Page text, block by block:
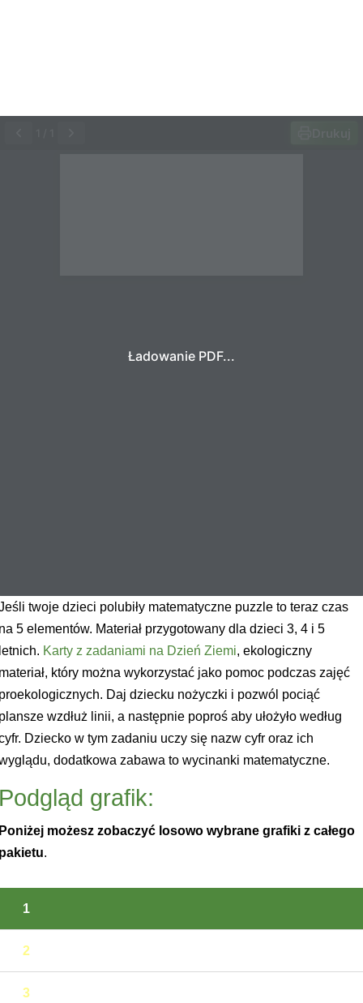
Ładowanie PDF...
twoje dzieci polubiły matematyczne puzzle to teraz czas
5 elementów. Materiał przygotowany dla dzieci 3, 4 i 5
Karty z zadaniami na Dzień Ziemi, ekologiczny
który można wykorzystać jako pomoc podczas zajęć
Daj dziecku nożyczki i pozwól pociąć
wzdłuż linii, a następnie poproś aby ułożyło według
Dziecko w tym zadaniu uczy się nazw cyfr oraz ich
dodatkowa zabawa to wycinanki matematyczne.
grafik:
możesz zobaczyć losowo wybrane grafiki z całego
.
1
2
3